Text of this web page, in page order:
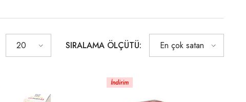
20 SIRALAMA ÖLÇÜTÜ: En çok satan
İndirim